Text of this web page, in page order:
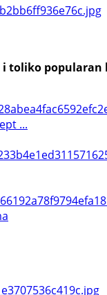
toliko popularan
...